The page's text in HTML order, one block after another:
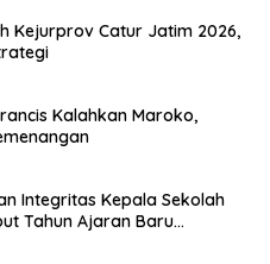
Kejurprov Catur Jatim 2026,
Kalahkan Maroko,
Integritas Kepala Sekolah
Tahun Ajaran Baru